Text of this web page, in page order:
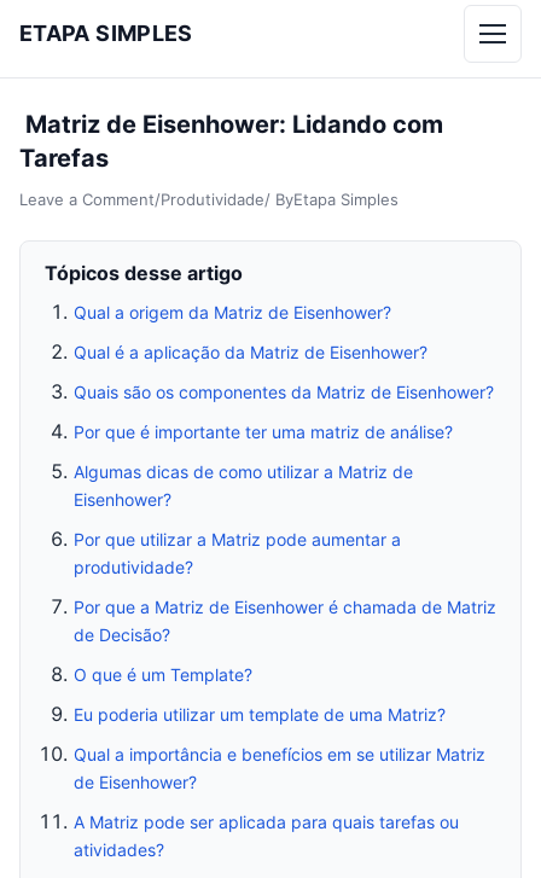
ETAPA SIMPLES Menu
Matriz de Eisenhower: Lidando com
Tarefas
Leave a Comment/Produtividade/ ByEtapa Simples
Tópicos desse artigo
Qual a origem da Matriz de Eisenhower?
Qual é a aplicação da Matriz de Eisenhower?
Quais são os componentes da Matriz de Eisenhower?
Por que é importante ter uma matriz de análise?
Algumas dicas de como utilizar a Matriz de
Eisenhower?
Por que utilizar a Matriz pode aumentar a
produtividade?
Por que a Matriz de Eisenhower é chamada de Matriz
de Decisão?
O que é um Template?
Eu poderia utilizar um template de uma Matriz?
Qual a importância e benefícios em se utilizar Matriz
de Eisenhower?
A Matriz pode ser aplicada para quais tarefas ou
atividades?